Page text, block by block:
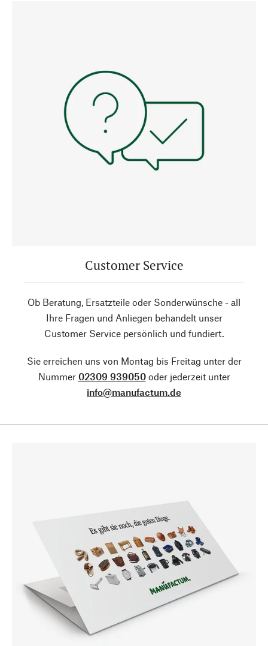
Customer Service
Ob Beratung, Ersatzteile oder Sonderwünsche - all
Ihre Fragen und Anliegen behandelt unser
Customer Service persönlich und fundiert.
Sie erreichen uns von Montag bis Freitag unter der
Nummer 02309 939050oder jederzeit unter
info@manufactum.de